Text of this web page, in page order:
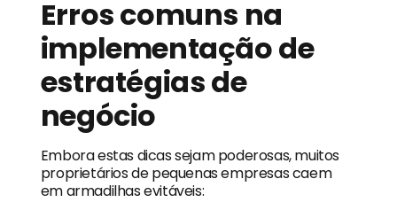
Erros comuns na
implementação de
estratégias de
negócio
Embora estas dicas sejam poderosas, muitos
proprietários de pequenas empresas caem
em armadilhas evitáveis: